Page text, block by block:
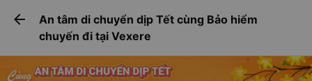
Tải app Vexere ngay!
Nhận ưu đãi thành viên độc
quyền
Mở app
Tải app Vexere
-30k/ghế khi đặt vé máy bay qua
app
Mở app
arrow_back
An tâm di chuyển dịp Tết cùng Bảo hiểm
chuyến đi tại Vexere